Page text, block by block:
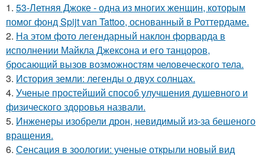
1. 53-Летняя Джоке - одна из многих женщин, которым
помог фонд Spijt van Tattoo, основанный в Роттердаме.
2. На этом фото легендарный наклон форварда в
исполнении Майкла Джексона и его танцоров,
бросающий вызов возможностям человеческого тела.
3. История земли: легенды о двух солнцах.
4. Ученые простейший способ улучшения душевного и
физического здоровья назвали.
5. Инженеры изобрели дрон, невидимый из-за бешеного
вращения.
6. Сенсация в зоологии: ученые открыли новый вид